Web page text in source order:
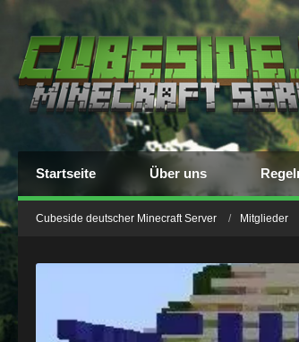
Startseite Über uns
Cubeside deutscher Minecraft Server Mitglieder